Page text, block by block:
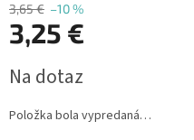
3,65 € –10 %
3,25 €
cena:
Na dotaz
Položka bola vypredaná…